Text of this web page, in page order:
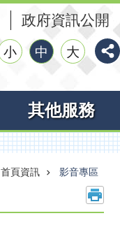
政府資訊公開
小 中 大
其他服務
首頁資訊 影音專區